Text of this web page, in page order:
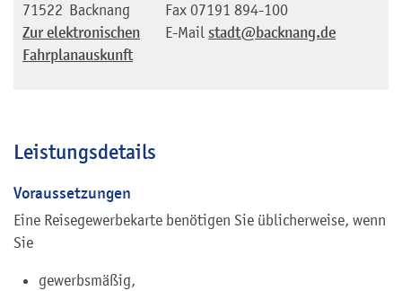
71522 Backnang
Zur elektronischen
Fahrplanauskunft
Fax 07191 894-100
E-Mail stadt@backnang.de
Leistungsdetails
Voraussetzungen
Eine Reisegewerbekarte benötigen Sie üblicherweise, wenn
Sie
gewerbsmäßig,